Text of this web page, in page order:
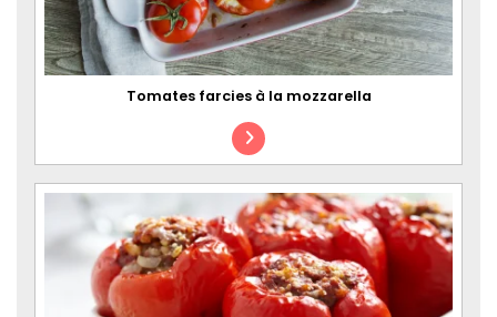
Tomates farcies à la mozzarella